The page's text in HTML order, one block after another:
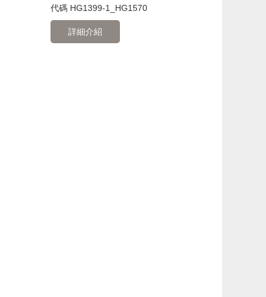
代碼 HG1399-1_HG1570
詳細介紹